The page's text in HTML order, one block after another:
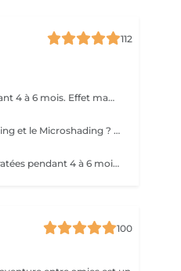
112
Des sourcils naturellement parfaits pendant 4 à 6 mois. Effet maquillé léger et élégant, sans engagement lourd. Idéal pour sublimer le regard en toute simplicité.
Quelle est la différence entre le Microblading et le Microshading ? Le Microblading est une technique manuelle de maquillage semi-permanent qui imite parfaitement des poils fins et naturels. Idéal pour combler des zones clairsemées ou redessiner la ligne des sourcils tout en conservant un aspect très naturel. Effet « poil à poil ». Le Microshading, en revanche, utilise une technique de pigmentation par pointillé, similaire à un effet d'ombre ou de dégradé maquillé. Il donne un aspect plus doux, poudré et sophistiqué, idéal pour celles qui aiment un effet maquillage subtil mais structuré. Effet « ombré » ou « poudré ». Quelle technique choisir ? Microblading : pour un effet naturel, sourcils peu fournis ou très fins. Microshading : pour un look maquillé, des sourcils plus nets et définis. Technique mixte (combinée) : les deux techniques sont parfois associées pour un résultat sur mesure, avec poils à l'avant et ombrage à la queue du sourcil. Une consultation personnalisée est toujours recommandée pour déterminer la technique la plus adaptée à votre peau, à vos attentes et à votre style. Souhaitez-vous aussi que eu traduza em português ou adaptar para o público do Lux Studio?
Des lèvres naturellement teintées et hydratées pendant 4 à 6 mois. Effet frais, léger et élégant, sans engagement lourd. Idéal pour un résultat naturel au quotidien.
100